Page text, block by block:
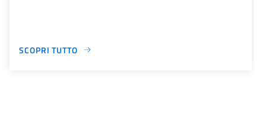
SCOPRI TUTTO